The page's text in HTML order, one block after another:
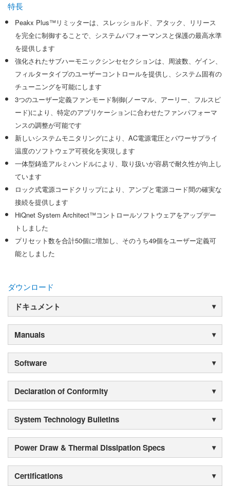
特長
Peakx Plus™リミッターは、スレッショルド、アタック、リリース
を完全に制御することで、システムパフォーマンスと保護の最高水準
を提供します
強化されたサブハーモニックシンセセクションは、周波数、ゲイン、
フィルタータイプのユーザーコントロールを提供し、システム固有の
チューニングを可能にします
3つのユーザー定義ファンモード制御(ノーマル、アーリー、フルスピ
ード)により、特定のアプリケーションに合わせたファンパフォーマ
ンスの調整が可能です
新しいシステムモニタリングにより、AC電源電圧とパワーサプライ
温度のソフトウェア可視化を実現します
一体型鋳造アルミハンドルにより、取り扱いが容易で耐久性が向上し
ています
ロック式電源コードクリップにより、アンプと電源コード間の確実な
接続を提供します
HiQnet System Architect™コントロールソフトウェアをアップデー
トしました
プリセット数を合計50個に増加し、そのうち49個をユーザー定義可
能としました
ダウンロード
ドキュメント
Manuals
Software
Declaration of Conformity
System Technology Bulletins
Power Draw & Thermal Dissipation Specs
Certifications